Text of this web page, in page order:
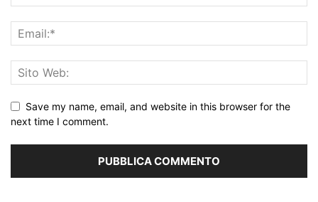
Save my name, email, and website in this browser for the
next time I comment.